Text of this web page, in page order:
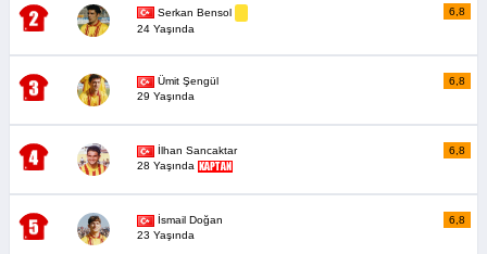
Serkan Bensol
24 Yaşında
6,8
Ümit Şengül
29 Yaşında
6,8
İlhan Sancaktar
28 Yaşında
6,8
İsmail Doğan
23 Yaşında
6,8